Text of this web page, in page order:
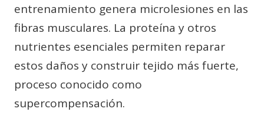
entrenamiento genera microlesiones en las
fibras musculares. La proteína y otros
nutrientes esenciales permiten reparar
estos daños y construir tejido más fuerte,
proceso conocido como
supercompensación.